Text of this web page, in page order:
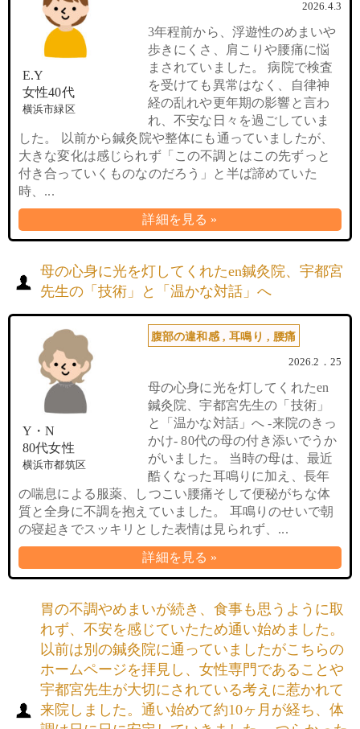
E.Y
女性40代
横浜市緑区
2026.4.3
3年程前から、浮遊性のめまいや
歩きにくさ、肩こりや腰痛に悩
まされていました。 病院で検査
を受けても異常はなく、自律神
経の乱れや更年期の影響と言わ
れ、不安な日々を過ごしていま
した。 以前から鍼灸院や整体にも通っていましたが、
大きな変化は感じられず「この不調とはこの先ずっと
付き合っていくものなのだろう」と半ば諦めていた
時、...
詳細を見る »
母の心身に光を灯してくれたen鍼灸院、宇都宮
先生の「技術」と「温かな対話」へ
Y・N
80代女性
横浜市都筑区
腹部の違和感,耳鳴り , 腰痛
2026.2．25
母の心身に光を灯してくれたen
鍼灸院、宇都宮先生の「技術」
と「温かな対話」へ -来院のきっ
かけ- 80代の母の付き添いでうか
がいました。 当時の母は、最近
酷くなった耳鳴りに加え、長年
の喘息による服薬、しつこい腰痛そして便秘がちな体
質と全身に不調を抱えていました。 耳鳴りのせいで朝
の寝起きでスッキリとした表情は見られず、...
詳細を見る »
胃の不調やめまいが続き、食事も思うように取
れず、不安を感じていたため通い始めました。
以前は別の鍼灸院に通っていましたがこちらの
ホームページを拝見し、女性専門であることや
宇都宮先生が大切にされている考えに惹かれて
来院しました。通い始めて約10ヶ月が経ち、体